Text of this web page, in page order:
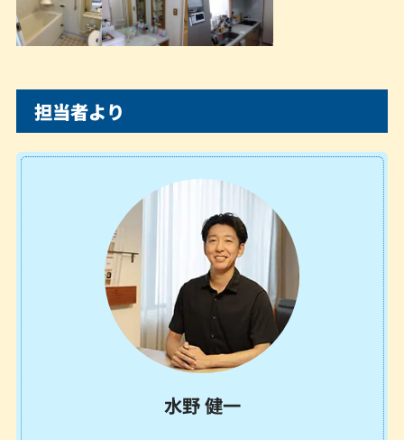
担当者より
水野 健一